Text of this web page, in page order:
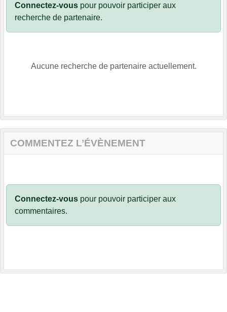
Connectez-vous pour pouvoir participer aux
recherche de partenaire.
Aucune recherche de partenaire actuellement.
COMMENTEZ L’ÉVÈNEMENT
Connectez-vous pour pouvoir participer aux
commentaires.